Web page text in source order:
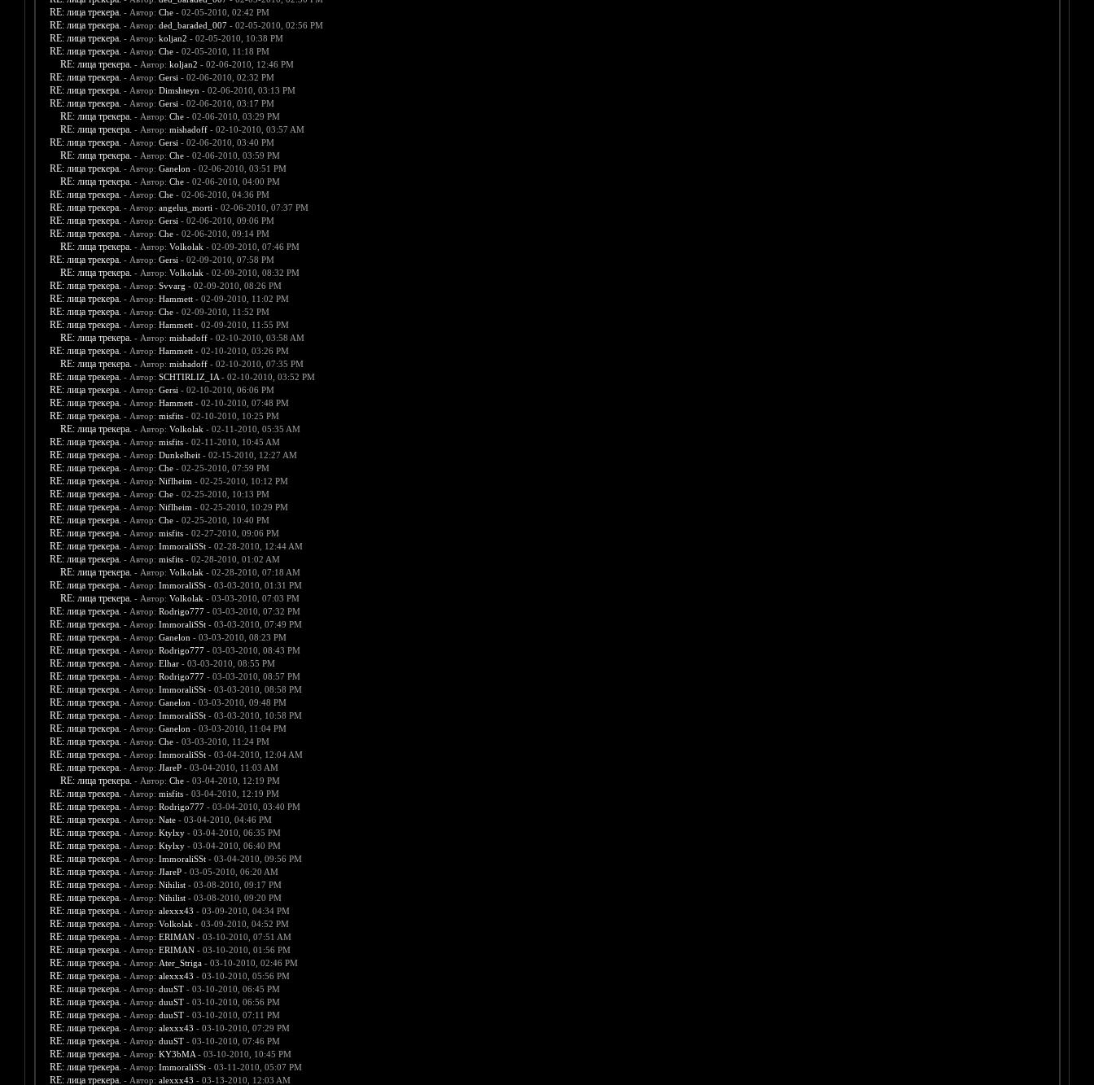
RE: лица трекера. - Автор: Che- 02-05-2010, 02:42 PM
RE: лица трекера. - Автор: ded_baraded_007- 02-05-2010, 02:56 PM
RE: лица трекера. - Автор: koljan2 - 02-05-2010, 10:38 PM
RE: лица трекера. - Автор: Che- 02-05-2010, 11:18 PM
RE: лица трекера. - Автор: koljan2 - 02-06-2010, 12:46 PM
RE: лица трекера. - Автор: Gersi - 02-06-2010, 02:32 PM
RE: лица трекера. - Автор: Dimshteyn - 02-06-2010, 03:13 PM
RE: лица трекера. - Автор: Gersi - 02-06-2010, 03:17 PM
RE: лица трекера. - Автор: Che- 02-06-2010, 03:29 PM
RE: лица трекера. - Автор: mishadoff- 02-10-2010, 03:57 AM
RE: лица трекера. - Автор: Gersi - 02-06-2010, 03:40 PM
RE: лица трекера. - Автор: Che- 02-06-2010, 03:59 PM
RE: лица трекера. - Автор: Ganelon - 02-06-2010, 03:51 PM
RE: лица трекера. - Автор: Che- 02-06-2010, 04:00 PM
RE: лица трекера. - Автор: Che- 02-06-2010, 04:36 PM
RE: лица трекера. - Автор: angelus_morti - 02-06-2010, 07:37 PM
RE: лица трекера. - Автор: Gersi - 02-06-2010, 09:06 PM
RE: лица трекера. - Автор: Che- 02-06-2010, 09:14 PM
RE: лица трекера. - Автор: Volkolak - 02-09-2010, 07:46 PM
RE: лица трекера. - Автор: Gersi - 02-09-2010, 07:58 PM
RE: лица трекера. - Автор: Volkolak - 02-09-2010, 08:32 PM
RE: лица трекера. - Автор: Svvarg - 02-09-2010, 08:26 PM
RE: лица трекера. - Автор: Hammett- 02-09-2010, 11:02 PM
RE: лица трекера. - Автор: Che- 02-09-2010, 11:52 PM
RE: лица трекера. - Автор: Hammett- 02-09-2010, 11:55 PM
RE: лица трекера. - Автор: mishadoff- 02-10-2010, 03:58 AM
RE: лица трекера. - Автор: Hammett- 02-10-2010, 03:26 PM
RE: лица трекера. - Автор: mishadoff- 02-10-2010, 07:35 PM
RE: лица трекера. - Автор: SCHTIRLIZ_IA- 02-10-2010, 03:52 PM
RE: лица трекера. - Автор: Gersi - 02-10-2010, 06:06 PM
RE: лица трекера. - Автор: Hammett- 02-10-2010, 07:48 PM
RE: лица трекера. - Автор: misfits- 02-10-2010, 10:25 PM
RE: лица трекера. - Автор: Volkolak - 02-11-2010, 05:35 AM
RE: лица трекера. - Автор: misfits- 02-11-2010, 10:45 AM
RE: лица трекера. - Автор: Dunkelheit- 02-15-2010, 12:27 AM
RE: лица трекера. - Автор: Che- 02-25-2010, 07:59 PM
RE: лица трекера. - Автор: Niflheim - 02-25-2010, 10:12 PM
RE: лица трекера. - Автор: Che- 02-25-2010, 10:13 PM
RE: лица трекера. - Автор: Niflheim - 02-25-2010, 10:29 PM
RE: лица трекера. - Автор: Che- 02-25-2010, 10:40 PM
RE: лица трекера. - Автор: misfits- 02-27-2010, 09:06 PM
RE: лица трекера. - Автор: ImmoraliSSt- 02-28-2010, 12:44 AM
RE: лица трекера. - Автор: misfits- 02-28-2010, 01:02 AM
RE: лица трекера. - Автор: Volkolak - 02-28-2010, 07:18 AM
RE: лица трекера. - Автор: ImmoraliSSt- 03-03-2010, 01:31 PM
RE: лица трекера. - Автор: Volkolak - 03-03-2010, 07:03 PM
RE: лица трекера. - Автор: Rodrigo777- 03-03-2010, 07:32 PM
RE: лица трекера. - Автор: ImmoraliSSt- 03-03-2010, 07:49 PM
RE: лица трекера. - Автор: Ganelon - 03-03-2010, 08:23 PM
RE: лица трекера. - Автор: Rodrigo777- 03-03-2010, 08:43 PM
RE: лица трекера. - Автор: Elhar- 03-03-2010, 08:55 PM
RE: лица трекера. - Автор: Rodrigo777- 03-03-2010, 08:57 PM
RE: лица трекера. - Автор: ImmoraliSSt- 03-03-2010, 08:58 PM
RE: лица трекера. - Автор: Ganelon - 03-03-2010, 09:48 PM
RE: лица трекера. - Автор: ImmoraliSSt- 03-03-2010, 10:58 PM
RE: лица трекера. - Автор: Ganelon - 03-03-2010, 11:04 PM
RE: лица трекера. - Автор: Che- 03-03-2010, 11:24 PM
RE: лица трекера. - Автор: ImmoraliSSt- 03-04-2010, 12:04 AM
RE: лица трекера. - Автор: JIareP- 03-04-2010, 11:03 AM
RE: лица трекера. - Автор: Che- 03-04-2010, 12:19 PM
RE: лица трекера. - Автор: misfits- 03-04-2010, 12:19 PM
RE: лица трекера. - Автор: Rodrigo777- 03-04-2010, 03:40 PM
RE: лица трекера. - Автор: Nate- 03-04-2010, 04:46 PM
RE: лица трекера. - Автор: Ktylxy- 03-04-2010, 06:35 PM
RE: лица трекера. - Автор: Ktylxy- 03-04-2010, 06:40 PM
RE: лица трекера. - Автор: ImmoraliSSt- 03-04-2010, 09:56 PM
RE: лица трекера. - Автор: JIareP- 03-05-2010, 06:20 AM
RE: лица трекера. - Автор: Nihilist- 03-08-2010, 09:17 PM
RE: лица трекера. - Автор: Nihilist- 03-08-2010, 09:20 PM
RE: лица трекера. - Автор: alexxx43 - 03-09-2010, 04:34 PM
RE: лица трекера. - Автор: Volkolak - 03-09-2010, 04:52 PM
RE: лица трекера. - Автор: ERIMAN- 03-10-2010, 07:51 AM
RE: лица трекера. - Автор: ERIMAN- 03-10-2010, 01:56 PM
RE: лица трекера. - Автор: Ater_Striga- 03-10-2010, 02:46 PM
RE: лица трекера. - Автор: alexxx43 - 03-10-2010, 05:56 PM
RE: лица трекера. - Автор: duuST- 03-10-2010, 06:45 PM
RE: лица трекера. - Автор: duuST- 03-10-2010, 06:56 PM
RE: лица трекера. - Автор: duuST- 03-10-2010, 07:11 PM
RE: лица трекера. - Автор: alexxx43 - 03-10-2010, 07:29 PM
RE: лица трекера. - Автор: duuST- 03-10-2010, 07:46 PM
RE: лица трекера. - Автор: KY3bMA- 03-10-2010, 10:45 PM
RE: лица трекера. - Автор: ImmoraliSSt- 03-11-2010, 05:07 PM
RE: лица трекера. - Автор: alexxx43 - 03-13-2010, 12:03 AM